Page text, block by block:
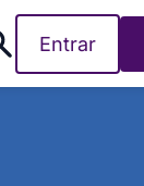
Entrar